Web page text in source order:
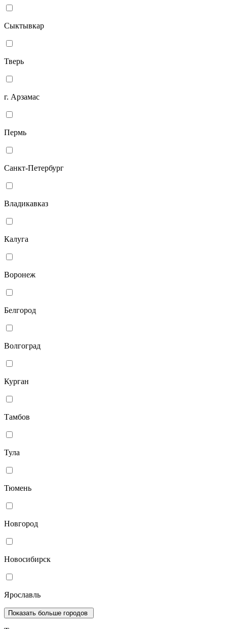
Сыктывкар
Тверь
г. Арзамас
Пермь
Санкт-Петербург
Владикавказ
Калуга
Воронеж
Белгород
Волгоград
Курган
Тамбов
Тула
Тюмень
Новгород
Новосибирск
Ярославль
Показать больше городов